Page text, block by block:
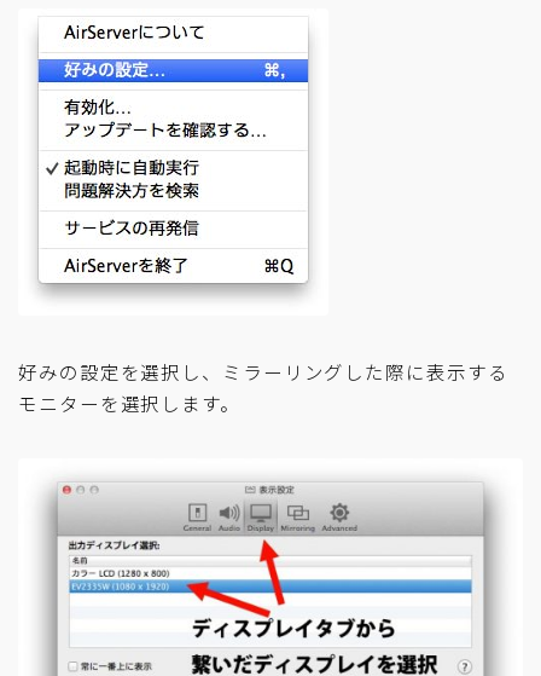
好みの設定を選択し、ミラーリングした際に表示する
モニターを選択します。